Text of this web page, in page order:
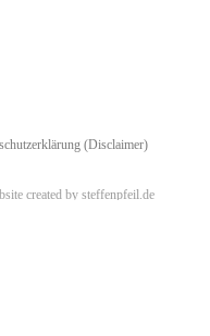
(Disclaimer)
created by steffenpfeil.de